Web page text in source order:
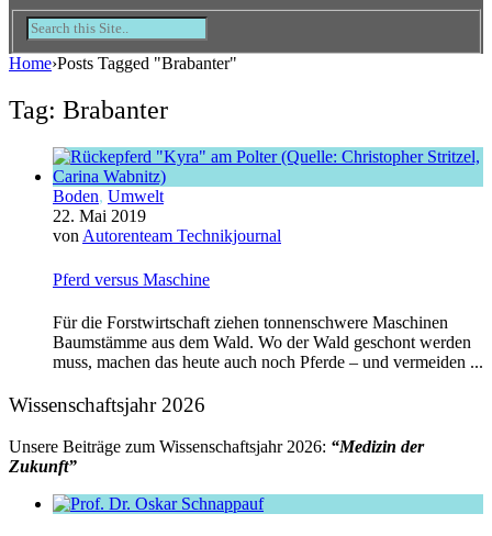
Home›Posts Tagged "Brabanter"
Tag: Brabanter
Boden, Umwelt
22. Mai 2019
von Autorenteam Technikjournal
Pferd versus Maschine
Für die Forstwirtschaft ziehen tonnenschwere Maschinen
Baumstämme aus dem Wald. Wo der Wald geschont werden
muss, machen das heute auch noch Pferde – und vermeiden ...
Wissenschaftsjahr 2026
Unsere Beiträge zum Wissenschaftsjahr 2026: “Medizin der
Zukunft”